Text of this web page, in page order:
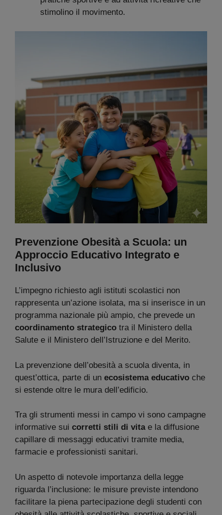
stimolino il movimento.
Prevenzione Obesità a Scuola: un
Approccio Educativo Integrato e
Inclusivo
L’impegno richiesto agli istituti scolastici non
rappresenta un’azione isolata, ma si inserisce in un
programma nazionale più ampio, che prevede un
coordinamento strategico tra il Ministero della
Salute e il Ministero dell’Istruzione e del Merito.
La prevenzione dell’obesità a scuola diventa, in
quest’ottica, parte di un ecosistema educativo che
si estende oltre le mura dell’edificio.
Tra gli strumenti messi in campo vi sono campagne
informative sui corretti stili di vitae la diffusione
capillare di messaggi educativi tramite media,
farmacie e professionisti sanitari.
Un aspetto di notevole importanza della legge
riguarda l’inclusione: le misure previste intendono
facilitare la piena partecipazione degli studenti con